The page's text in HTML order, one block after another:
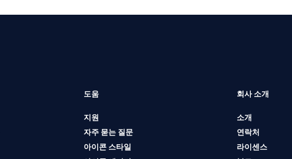
도움
지원
자주 묻는 질문
아이콘 스타일
회사 소개
소개
연락처
라이센스